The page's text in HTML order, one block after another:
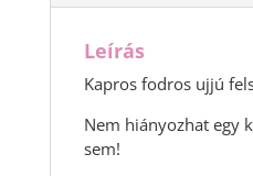
Leírás
Kapros fodros ujjú
Nem hiányozhat egy
sem!